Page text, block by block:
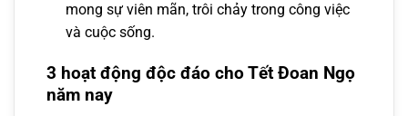
mong sự viên mãn, trôi chảy trong công việc
và cuộc sống.
3 hoạt động độc đáo cho Tết Đoan Ngọ
năm nay